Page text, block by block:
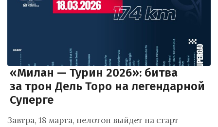
«Милан — Турин 2026»: битва
за трон Дель Торо на легендарной
Суперге
Завтра, 18 марта, пелотон выйдет на старт